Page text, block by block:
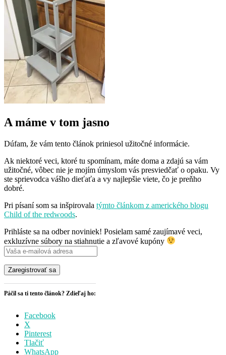
A máme v tom jasno
Dúfam, že vám tento článok priniesol užitočné informácie.
Ak niektoré veci, ktoré tu spomínam, máte doma a zdajú sa vám
užitočné, vôbec nie je mojím úmyslom vás presviedčať o opaku. Vy
ste sprievodca vášho dieťaťa a vy najlepšie viete, čo je preňho
dobré.
Pri písaní som sa inšpirovala týmto článkom z amerického blogu
Child of the redwoods.
Prihláste sa na odber noviniek! Posielam samé zaujímavé veci,
exkluzívne súbory na stiahnutie a zľavové kupóny
Páčil sa ti tento článok? Zdieľaj ho:
Facebook
X
Pinterest
Tlačiť
WhatsApp